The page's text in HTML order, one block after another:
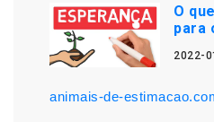
O
para
2022-
animais-de-